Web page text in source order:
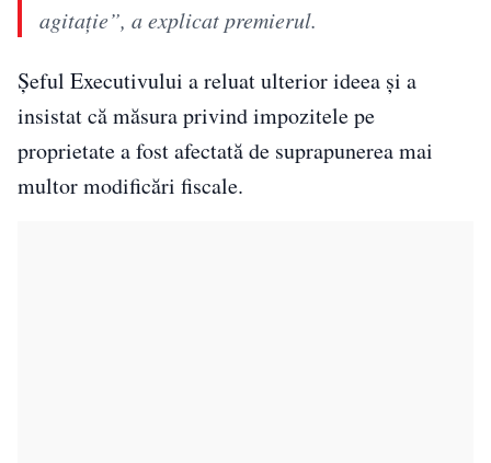
agitație”, a explicat premierul.
Șeful Executivului a reluat ulterior ideea și a
insistat că măsura privind impozitele pe
proprietate a fost afectată de suprapunerea mai
multor modificări fiscale.